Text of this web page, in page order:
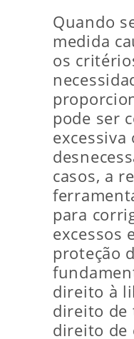
Quando
medida
os
pode ser
excessiva
casos, a
para
excessos
proteção
direito à
direito de
direito de